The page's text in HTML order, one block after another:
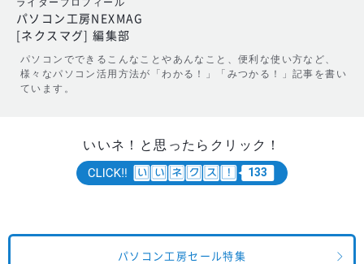
パソコン工房NEXMAG
[ネクスマグ] 編集部
パソコンでできるこんなことやあんなこと、便利な使い方など、
様々なパソコン活用方法が「わかる！」「みつかる！」記事を書い
ています。
いいネ！と思ったらクリック！
133
パソコン工房セール特集